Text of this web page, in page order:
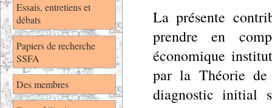
Essais, entretiens et
débats
Papiers de recherche
SSFA
Des membres
La présente
prendre en
économique
par la Théorie
diagnostic initial